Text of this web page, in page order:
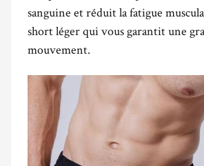
sanguine et réduit la fatigue
short léger qui vous garantit une
mouvement.